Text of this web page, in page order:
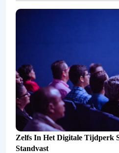
Zelfs In Het Digitale Tijdperk
Standvast